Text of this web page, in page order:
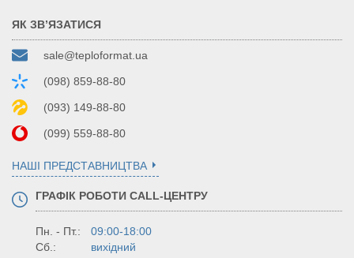
ЯК ЗВ’ЯЗАТИСЯ
sale@teploformat.ua
(098) 859-88-80
(093) 149-88-80
(099) 559-88-80
НАШІ ПРЕДСТАВНИЦТВА
ГРАФІК РОБОТИ CALL-ЦЕНТРУ
Пн. - Пт.:
09:00-18:00
Сб.:
вихідний